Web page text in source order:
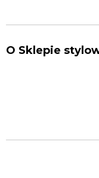
O Sklepie